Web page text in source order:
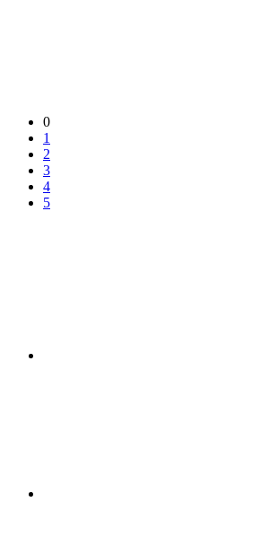
0
1
2
3
4
5